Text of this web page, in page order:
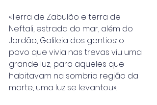
«Terra de Zabulão e terra de
Neftali, estrada do mar, além do
Jordão, Galileia dos gentios: o
povo que vivia nas trevas viu uma
grande luz; para aqueles que
habitavam na sombria região da
morte, uma luz se levantou».